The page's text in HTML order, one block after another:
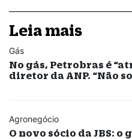
Leia mais
Gás
No gás, Petrobras é
diretor da ANP. “Não
Agronegócio
O novo sócio da JBS: